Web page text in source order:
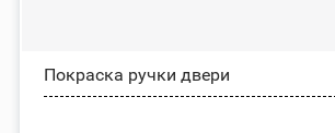
Покраска ручки двери